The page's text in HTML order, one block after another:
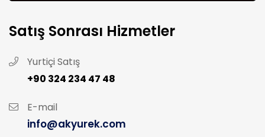
Satış Sonrası Hizmetler
Yurtiçi Satış
+90 324 234 47 48
E-mail
info@akyurek.com